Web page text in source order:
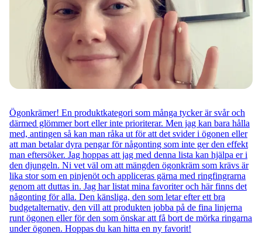
Ögonkrämer! En produktkategori som många tycker är svår och
därmed glömmer bort eller inte prioriterar. Men jag kan bara hålla
med, antingen så kan man råka ut för att det svider i ögonen eller
att man betalar dyra pengar för någonting som inte ger den effekt
man eftersöker. Jag hoppas att jag med denna lista kan hjälpa er i
den djungeln. Ni vet väl om att mängden ögonkräm som krävs är
lika stor som en pinjenöt och appliceras gärna med ringfingrarna
genom att duttas in. Jag har listat mina favoriter och här finns det
någonting för alla. Den känsliga, den som letar efter ett bra
budgetalternativ, den vill att produkten jobba på de fina linjerna
runt ögonen eller för den som önskar att få bort de mörka ringarna
under ögonen. Hoppas du kan hitta en ny favorit!